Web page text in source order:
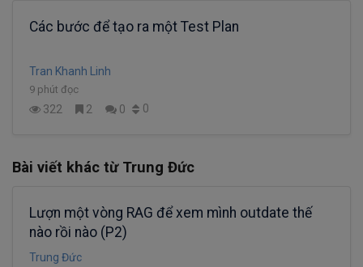
Các bước để tạo ra một Test Plan
Tran Khanh Linh
9 phút đọc
322 2 0 0
Bài viết khác từ Trung Đức
Lượn một vòng RAG để xem mình outdate thế
nào rồi nào (P2)
Trung Đức